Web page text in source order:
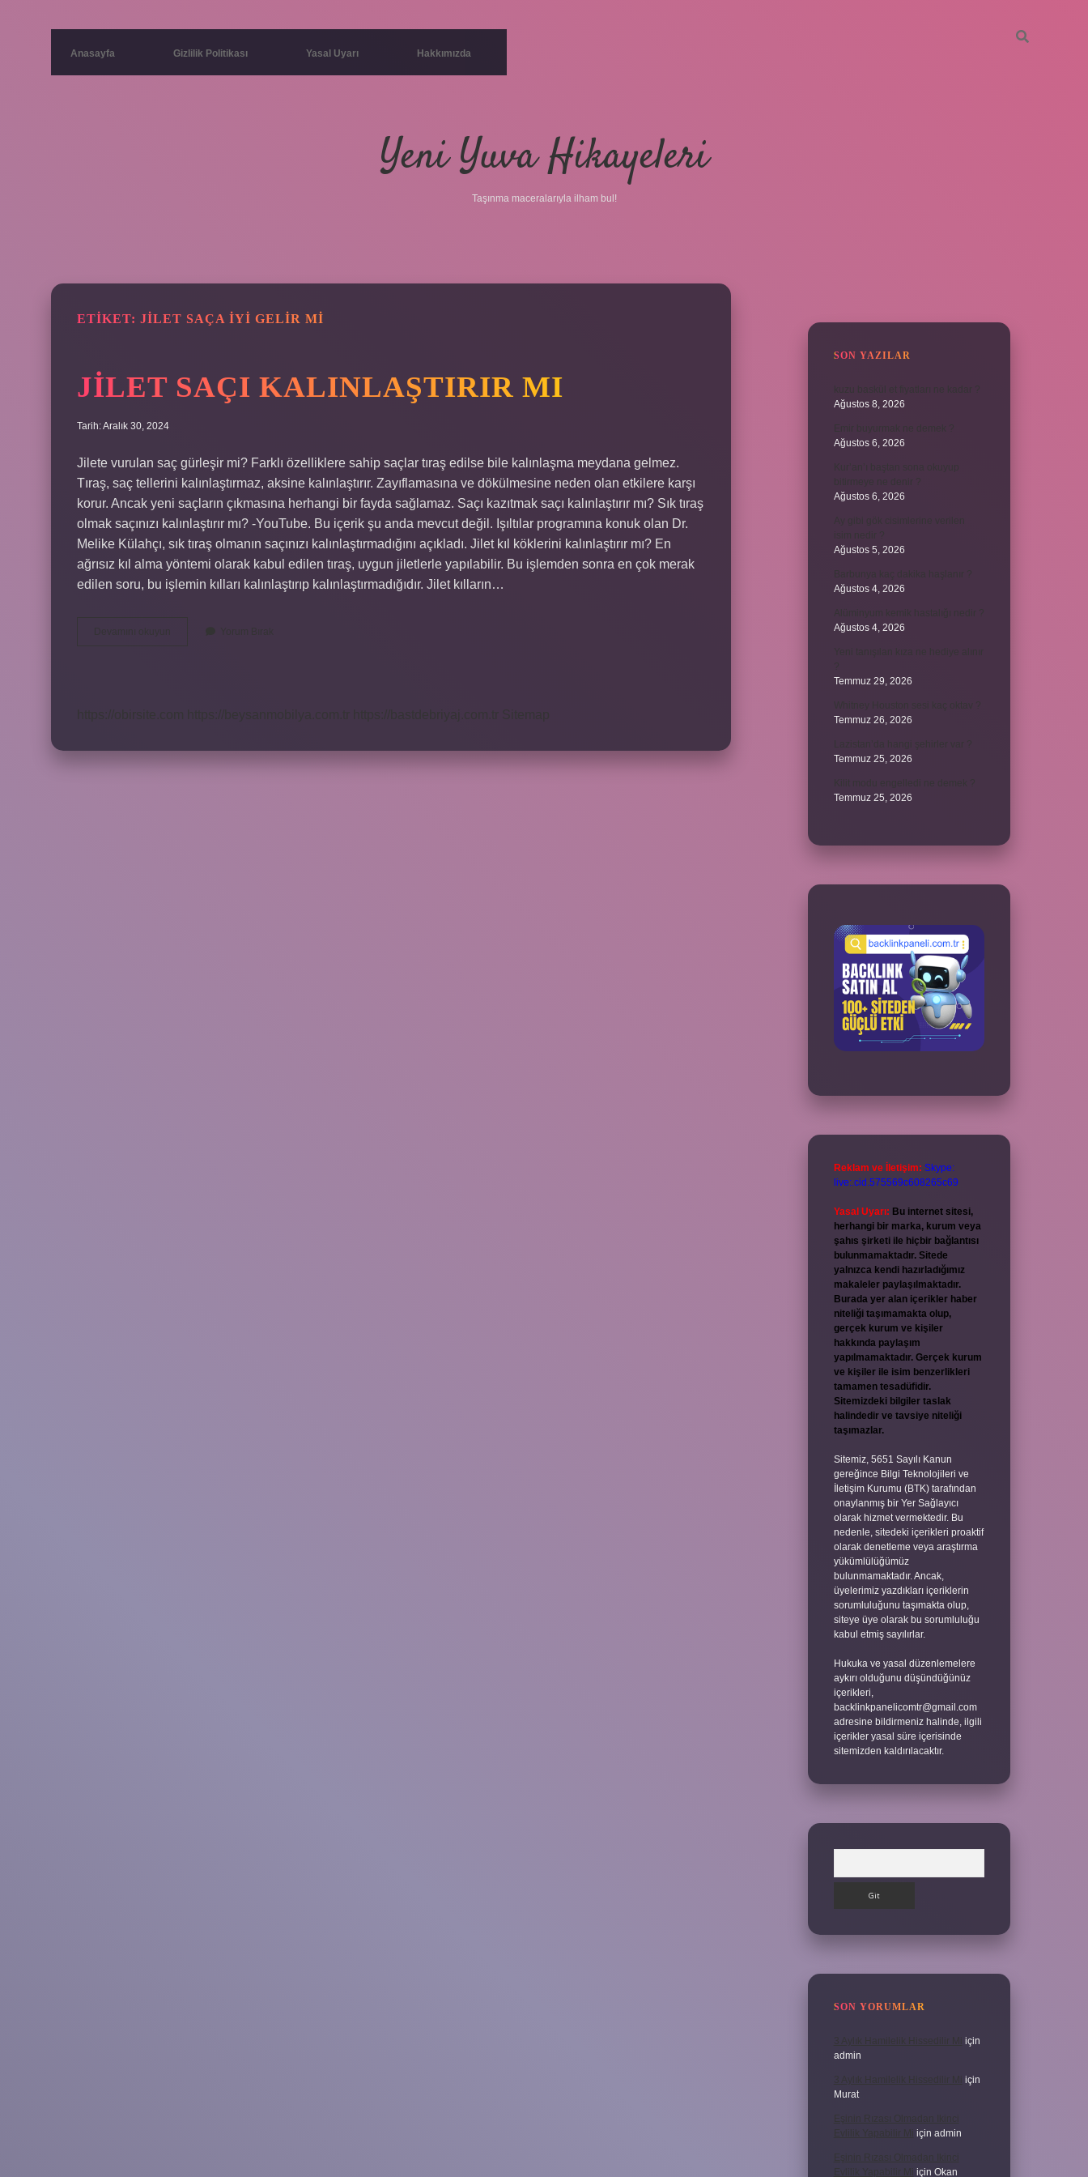
Anasayfa Gizlilik Politikası Yasal Uyarı Hakkımızda
Yeni Yuva Hikayeleri
Taşınma maceralarıyla ilham bul!
ETIKET: JILET SAÇA IYI GELIR MI
JILET SAÇI KALINLAŞTIRIR MI
Tarih: Aralık 30, 2024
Jilete vurulan saç gürleşir mi? Farklı özelliklere sahip saçlar tıraş edilse bile kalınlaşma meydana gelmez.
Tıraş, saç tellerini kalınlaştırmaz, aksine kalınlaştırır. Zayıflamasına ve dökülmesine neden olan etkilere karşı
korur. Ancak yeni saçların çıkmasına herhangi bir fayda sağlamaz. Saçı kazıtmak saçı kalınlaştırır mı? Sık tıraş
olmak saçınızı kalınlaştırır mı? -YouTube. Bu içerik şu anda mevcut değil. Işıltılar programına konuk olan Dr.
Melike Külahçı, sık tıraş olmanın saçınızı kalınlaştırmadığını açıkladı. Jilet kıl köklerini kalınlaştırır mı? En
ağrısız kıl alma yöntemi olarak kabul edilen tıraş, uygun jiletlerle yapılabilir. Bu işlemden sonra en çok merak
edilen soru, bu işlemin kılları kalınlaştırıp kalınlaştırmadığıdır. Jilet kılların…
SON YAZILAR
Ağustos 8, 2026
Ağustos 6, 2026
Ağustos 6, 2026
Ağustos 5, 2026
Ağustos 4, 2026
Ağustos 4, 2026
Temmuz 29, 2026
Temmuz 26, 2026
Temmuz 25, 2026
Temmuz 25, 2026
Reklam ve İletişim: Skype:
live:.cid.575569c608265c69
Yasal Uyarı: Bu internet sitesi,
herhangi bir marka, kurum veya
şahıs şirketi ile hiçbir bağlantısı
bulunmamaktadır. Sitede
yalnızca kendi hazırladığımız
makaleler paylaşılmaktadır.
Burada yer alan içerikler haber
niteliği taşımamakta olup,
gerçek kurum ve kişiler
hakkında paylaşım
yapılmamaktadır. Gerçek kurum
ve kişiler ile isim benzerlikleri
tamamen tesadüfidir.
Sitemizdeki bilgiler taslak
halindedir ve tavsiye niteliği
taşımazlar.
Sitemiz, 5651 Sayılı Kanun
gereğince Bilgi Teknolojileri ve
İletişim Kurumu (BTK) tarafından
onaylanmış bir Yer Sağlayıcı
olarak hizmet vermektedir. Bu
nedenle, sitedeki içerikleri proaktif
olarak denetleme veya araştırma
yükümlülüğümüz
bulunmamaktadır. Ancak,
üyelerimiz yazdıkları içeriklerin
sorumluluğunu taşımakta olup,
siteye üye olarak bu sorumluluğu
kabul etmiş sayılırlar.
Hukuka ve yasal düzenlemelere
aykırı olduğunu düşündüğünüz
içerikleri,
backlinkpanelicomtr@gmail.com
adresine bildirmeniz halinde, ilgili
içerikler yasal süre içerisinde
sitemizden kaldırılacaktır.
SON YORUMLAR
3 Aylık Hamilelik Hissedilir Mi
için
admin
3 Aylık Hamilelik Hissedilir Mi için
Murat
Eşinin Rızası Olmadan Ikinci
Evlilik Yapabilir Mi için admin
Eşinin Rızası Olmadan Ikinci
Evlilik Yapabilir Mi için Okan